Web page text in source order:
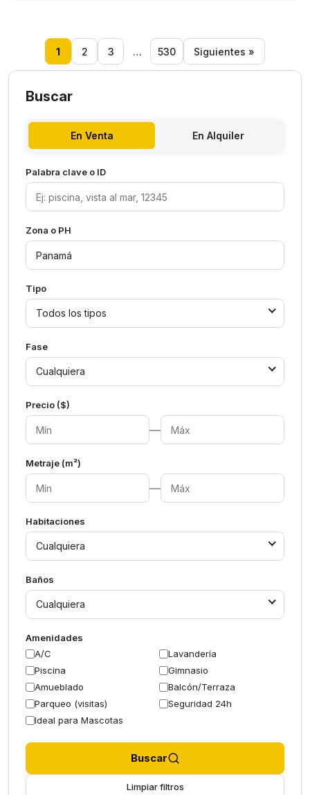
1 2 3 … 530 Siguientes »
Buscar
En Venta En Alquiler
Palabra clave o ID
Zona o PH
Tipo
Todos los tipos
Fase
Cualquiera
Precio ($)
—
Metraje (m²)
—
Habitaciones
Cualquiera
Baños
Cualquiera
Amenidades
A/C
Lavandería
Piscina
Gimnasio
Amueblado
Balcón/Terraza
Parqueo (visitas)
Seguridad 24h
Ideal para Mascotas
Buscar
Limpiar filtros